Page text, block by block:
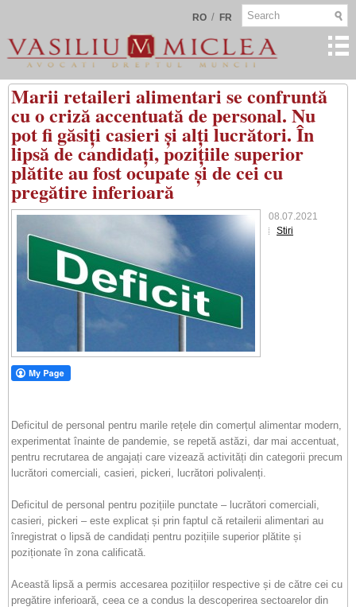
RO / FR
Marii retaileri alimentari se confruntă
cu o criză accentuată de personal. Nu
pot fi găsiți casieri și alți lucrători. În
lipsă de candidați, pozițiile superior
plătite au fost ocupate și de cei cu
pregătire inferioară
08.07.2021
Stiri
Deficitul de personal pentru marile rețele din comerțul alimentar modern,
experimentat înainte de pandemie, se repetă astăzi, dar mai accentuat,
pentru recrutarea de angajați care vizează activități din categorii precum
lucrători comerciali, casieri, pickeri, lucrători polivalenți.
Deficitul de personal pentru pozițiile punctate – lucrători comerciali,
casieri, pickeri – este explicat și prin faptul că retailerii alimentari au
înregistrat o lipsă de candidați pentru pozițiile superior plătite și
poziționate în zona calificată.
Această lipsă a permis accesarea pozițiilor respective și de către cei cu
pregătire inferioară, ceea ce a condus la descoperirea sectoarelor din